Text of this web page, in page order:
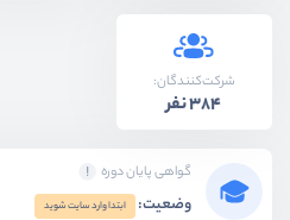
شرکت‌کنندگان:
384 نفر
گواهی پایان دوره
وضعیت: ابتدا وارد سایت شوید